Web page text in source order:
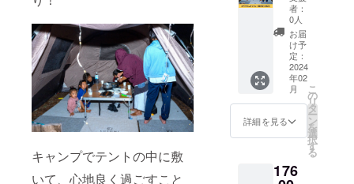
キャンプでテントの中に敷
いて、心地良く過ごすこと
帖)3kg
素材：
樹脂 サ
イズ：
900mm
×900m
m×30m
m カ
ラー：
26色か
らお選
す ※送
畳9枚
(4.5帖
分)】
「縁畳-
Enjoy-
」お外
でのん
びり
セット
をお届
けしま
内容：
者：
0人
お届
け予
定：
2024
年02
月
詳細を見る
こ
の
リ
タ
ー
ン
を
選
択
す
る
176